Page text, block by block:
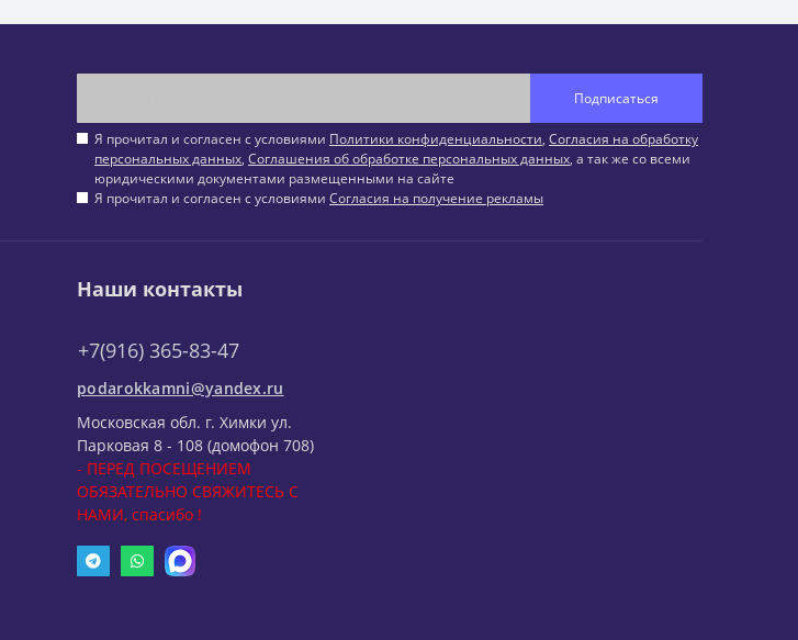
Подписаться
Я прочитал и согласен с условиями Политики конфиденциальности, Согласия на обработку
персональных данных, Соглашения об обработке персональных данных, а так же со всеми
юридическими документами размещенными на сайте
Я прочитал и согласен с условиями Согласия на получение рекламы
Наши контакты
+7(916) 365-83-47
podarokkamni@yandex.ru
Московская обл. г. Химки ул.
Парковая 8 - 108 (домофон 708)
- ПЕРЕД ПОСЕЩЕНИЕМ
ОБЯЗАТЕЛЬНО СВЯЖИТЕСЬ С
НАМИ, спасибо !